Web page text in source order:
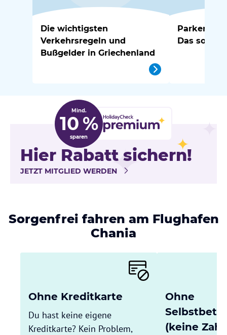
Die wichtigsten
Verkehrsregeln und
Bußgelder in Griechenland
Parken in
Das
Mind.
10 %
sparen
Hier Rabatt sichern!
JETZT MITGLIED WERDEN
Sorgenfrei fahren am Flughafen
Chania
Ohne Kreditkarte
Du hast keine eigene
Kreditkarte? Kein Problem,
Ohne
(keine